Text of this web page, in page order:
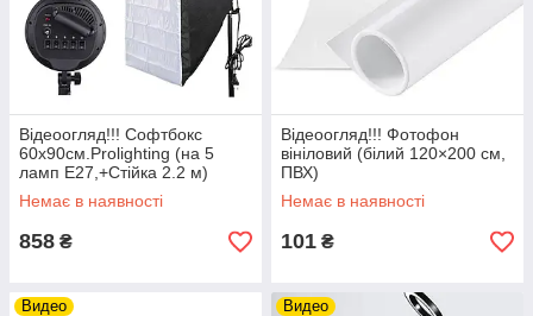
Відеоогляд!!! Софтбокс
60х90см.Prolighting (на 5
ламп Е27,+Стійка 2.2 м)
Немає в наявності
858 ₴
Відеоогляд!!! Фотофон
вініловий (білий 120×200 см,
ПВХ)
Немає в наявності
101 ₴
Видео Видео